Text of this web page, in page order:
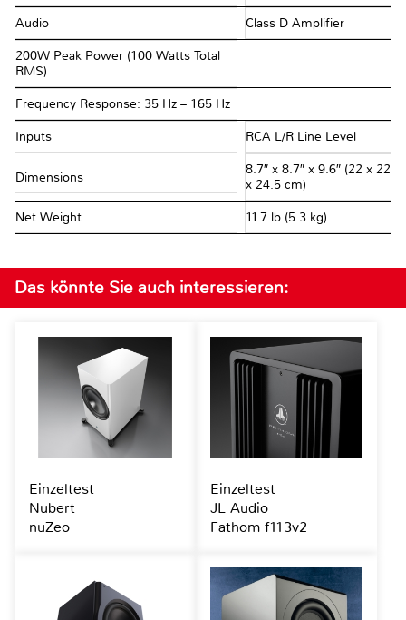
Audio Class D Amplifier
200W Peak Power (100 Watts Total
RMS)
Frequency Response: 35 Hz – 165 Hz
Inputs RCA L/R Line Level
Dimensions
8.7″ x 8.7″ x 9.6″ (22 x 22
x 24.5 cm)
Net Weight 11.7 lb (5.3 kg)
Das könnte Sie auch interessieren:
Einzeltest
Nubert
nuZeo
Einzeltest
JL Audio
Fathom f113v2